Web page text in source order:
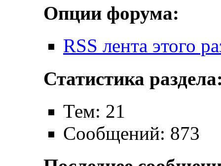
Опции форума:
RSS лента этого
Статистика
Тем: 21
Сообщений: 873